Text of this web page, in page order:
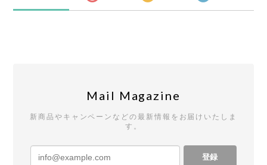
Mail Magazine
新商品やキャンペーンなどの最新情報をお届けいたしま
す。
登録